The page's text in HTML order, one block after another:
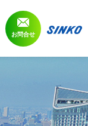
お問合せ